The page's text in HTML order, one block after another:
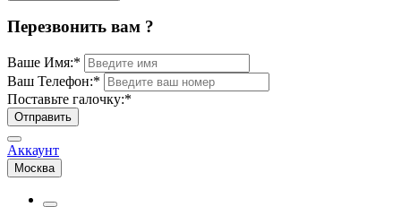
Перезвонить вам ?
Ваше Имя:*
Ваш Телефон:*
Поставьте галочку:*
Отправить
Аккаунт
Москва